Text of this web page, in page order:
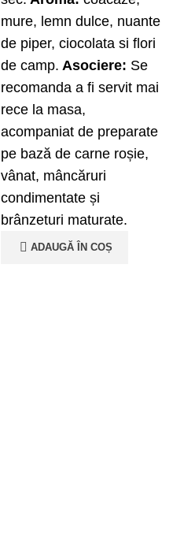
mure, lemn dulce, nuante
de piper, ciocolata si flori
de camp. Asociere: Se
recomanda a fi servit mai
rece la masa,
acompaniat de preparate
pe bază de carne roșie,
vânat, mâncăruri
condimentate și
brânzeturi maturate.
ADAUGĂ ÎN COȘ